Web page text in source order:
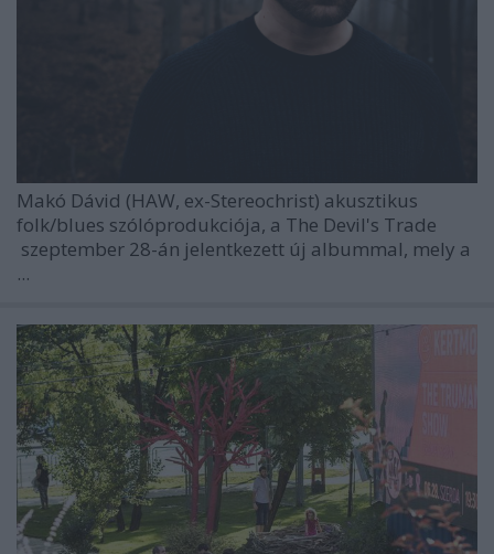
Makó Dávid (HAW, ex-Stereochrist) akusztikus
folk/blues szólóprodukciója, a The Devil's Trade
szeptember 28-án jelentkezett új albummal, mely a
...